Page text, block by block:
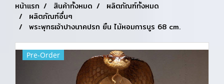
หน้าแรก สินค้าทั้งหมด
ผลิตภัณฑ์ทั้งหมด
ผลิตภัณฑ์อื่นๆ
พระพุทธเจ้าปางนาคปรก ยืน ไม้หอมการบูร 68 cm.
Pre-Order